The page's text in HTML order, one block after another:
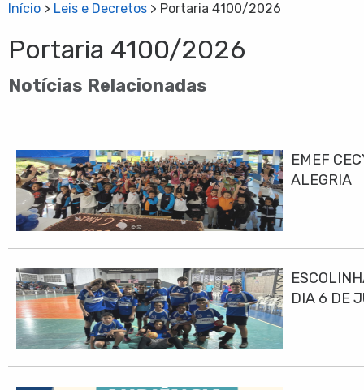
Início > Leis e Decretos > Portaria 4100/2026
Portaria 4100/2026
Notícias Relacionadas
EMEF
ALEGRIA
DIA 6 DE